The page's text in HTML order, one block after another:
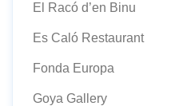
El Racó d’en Binu
Es Caló Restaurant
Fonda Europa
Goya Gallery